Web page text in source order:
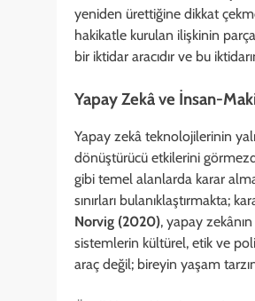
yeniden ürettiğine dikkat
hakikatle kurulan ilişkinin
bir iktidar aracıdır ve bu
Yapay Zekâ ve İnsan-
Yapay zekâ teknolojilerinin
dönüştürücü etkilerini
gibi temel alanlarda karar
sınırları bulanıklaştırmakta;
Norvig (2020), yapay
sistemlerin kültürel, etik ve
araç değil; bireyin yaşam